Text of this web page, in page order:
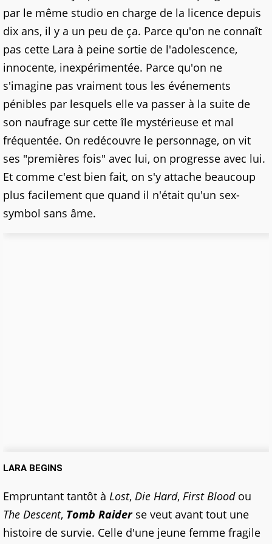
par le même studio en charge de la licence depuis
dix ans, il y a un peu de ça. Parce qu'on ne connaît
pas cette Lara à peine sortie de l'adolescence,
innocente, inexpérimentée. Parce qu'on ne
s'imagine pas vraiment tous les événements
pénibles par lesquels elle va passer à la suite de
son naufrage sur cette île mystérieuse et mal
fréquentée. On redécouvre le personnage, on vit
ses "premières fois" avec lui, on progresse avec lui.
Et comme c'est bien fait, on s'y attache beaucoup
plus facilement que quand il n'était qu'un sex-
symbol sans âme.
LARA BEGINS
Empruntant tantôt à Lost, Die Hard, First Bloodou
The Descent, Tomb Raiderse veut avant tout une
histoire de survie. Celle d'une jeune femme fragile